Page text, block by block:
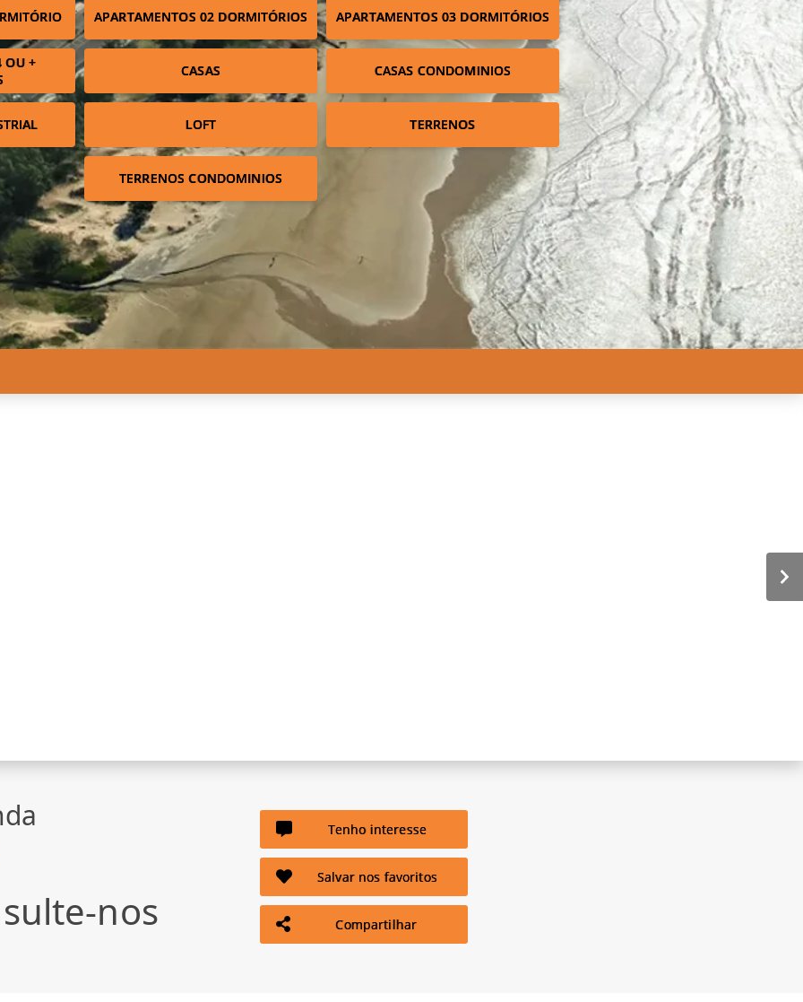
APARTAMENTOS 02 DORMITÓRIOS APARTAMENTOS 03 DORMITÓRIOS
OU +
CASAS CASAS CONDOMINIOS
LOFT TERRENOS
TERRENOS CONDOMINIOS
nos
Tenho interesse
Salvar nos favoritos
Compartilhar